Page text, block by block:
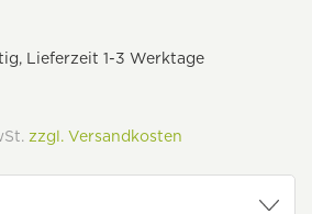
Lieferzeit 1-3 Werktage
zzgl. Versandkosten